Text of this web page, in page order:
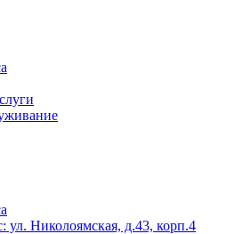
ул. Николоямская, д.43, корп.4